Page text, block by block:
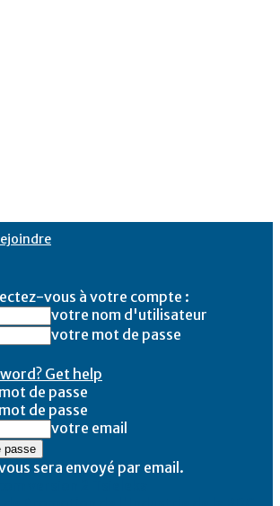
vous à votre compte :
votre nom d'utilisateur
votre mot de passe
Get help
de passe
de passe
votre email
sera envoyé par email.